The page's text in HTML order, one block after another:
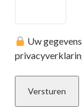
Uw